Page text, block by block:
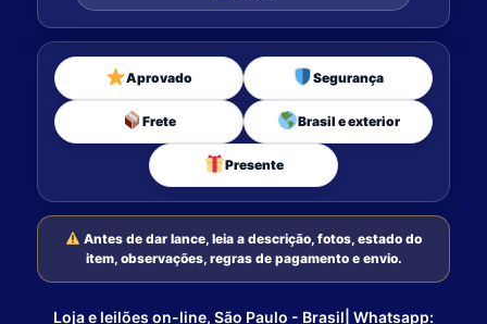
Aprovado Segurança
Frete Brasil e exterior
Presente
Antes de dar lance, leia a descrição, fotos, estado do
item, observações, regras de pagamento e envio.
Loja e leilões on-line, São Paulo - Brasil| Whatsapp: